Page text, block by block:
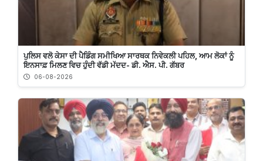
ਪੁਲਿਸ ਵਲੋ ਕੇਸਾ ਦੀ ਪੈਡਿੰਗ ਸਮੀਖਿਆ ਸਾਰਥਕ ਨਿਵੇਕਲੀ ਪਹਿਲ, ਆਮ ਲੋਕਾਂ ਨੂੰ
ਇਨਸਾਫ਼ ਮਿਲਣ ਵਿਚ ਹੁੰਦੀ ਵੱਡੀ ਮੱਦਦ- ਡੀ. ਐਸ. ਪੀ. ਗੱਬਰ
06-08-2026